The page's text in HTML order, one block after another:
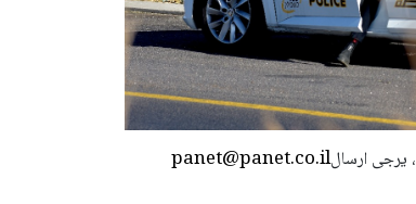
panet@panet.co.ilاستعمال المضامين بموجب بند 27 أ لقانون الحقوق الأدبية لسنة 2007، يرجى ارسال